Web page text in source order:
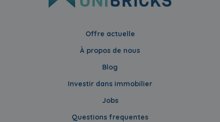
Offre actuelle
À propos de nous
Blog
Investir dans immobilier
Jobs
Questions frequentes